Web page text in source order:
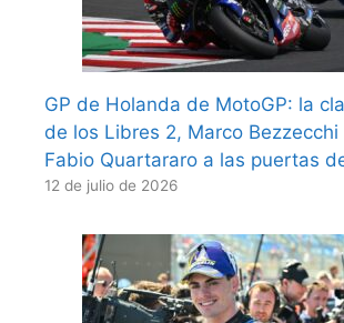
GP de Holanda de MotoGP: la
de los Libres 2, Marco Bezzecchi
Fabio Quartararo a las puertas
12 de julio de 2026